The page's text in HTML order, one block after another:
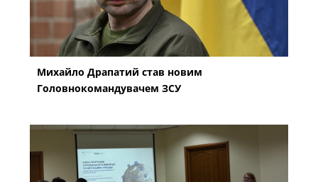
Михайло Драпатий став новим
Головнокомандувачем ЗСУ